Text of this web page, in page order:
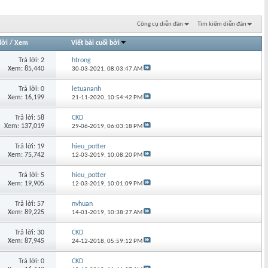
Công cụ diễn đàn Tìm kiếm diễn đàn
/ Xem Viết bài cuối bởi
Trả lời: 2
Xem: 85,440
htrong
30-03-2021,08:03:47 AM
Trả lời: 0
Xem: 16,199
letuananh
21-11-2020, 10:54:42 PM
Trả lời: 58
Xem: 137,019
CKD
29-06-2019,06:03:18 PM
Trả lời: 19
Xem: 75,742
hieu_potter
12-03-2019, 10:08:20 PM
Trả lời: 5
Xem: 19,905
hieu_potter
12-03-2019, 10:01:09 PM
Trả lời: 57
Xem: 89,225
nvhuan
14-01-2019, 10:38:27 AM
Trả lời: 30
Xem: 87,945
CKD
24-12-2018,05:59:12 PM
Trả lời: 0
CKD